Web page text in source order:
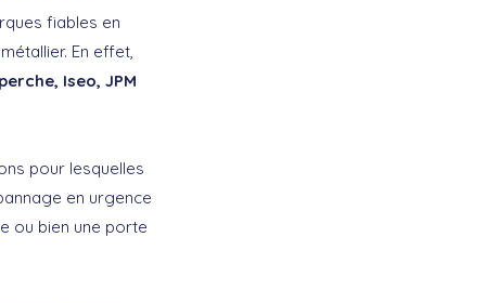
fiables en
En effet,
Iseo, JPM
pour lesquelles
en urgence
ou bien une porte